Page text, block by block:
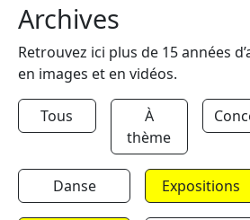
Archives
Retrouvez ici plus de 15 années
en images et en vidéos.
Tous
À
thème
Danse Expositions